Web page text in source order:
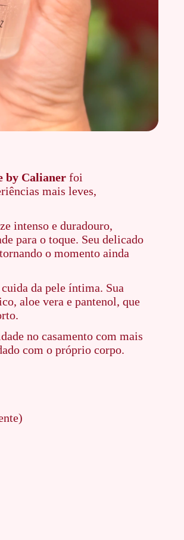
by Calianer foi
mais leves,
intenso e duradouro,
para o toque. Seu delicado
o momento ainda
da pele íntima. Sua
aloe vera e pantenol, que
no casamento com mais
com o próprio corpo.